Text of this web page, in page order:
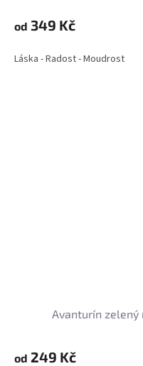
od 349 Kč
Láska - Radost - Moudrost
Avanturín
od 249 Kč